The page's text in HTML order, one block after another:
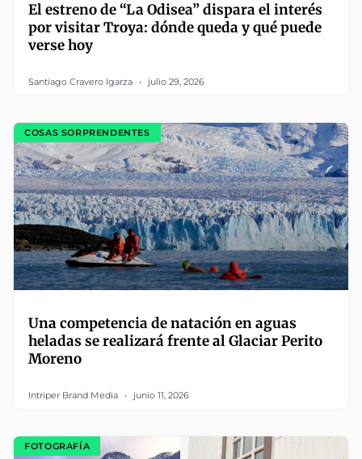
El estreno de “La Odisea” dispara el interés
por visitar Troya: dónde queda y qué puede
verse hoy
Santiago Cravero Igarza julio 29, 2026
COSAS SORPRENDENTES
Una competencia de natación en aguas
heladas se realizará frente al Glaciar Perito
Moreno
Intriper Brand Media junio 11, 2026
FOTOGRAFÍA